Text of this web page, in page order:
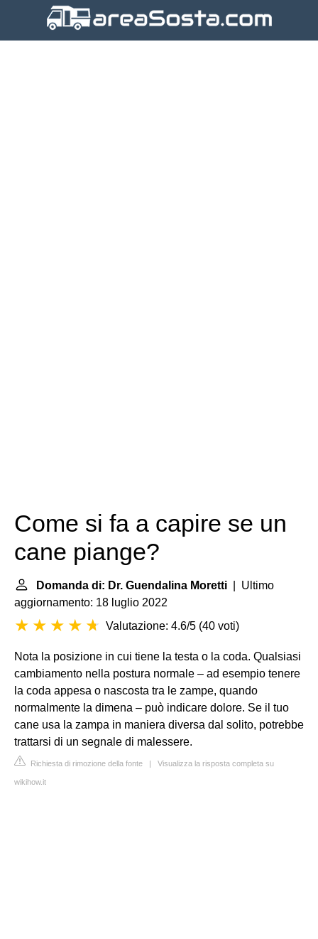
Come si fa a capire se un
cane piange?
Domanda di: Dr. Guendalina Moretti | Ultimo
aggiornamento: 18 luglio 2022
Valutazione: 4.6/5 (40 voti)
Nota la posizione in cui tiene la testa o la coda. Qualsiasi
cambiamento nella postura normale – ad esempio tenere
la coda appesa o nascosta tra le zampe, quando
normalmente la dimena – può indicare dolore. Se il tuo
cane usa la zampa in maniera diversa dal solito, potrebbe
trattarsi di un segnale di malessere.
Richiesta di rimozione della fonte | Visualizza la risposta completa su
wikihow.it